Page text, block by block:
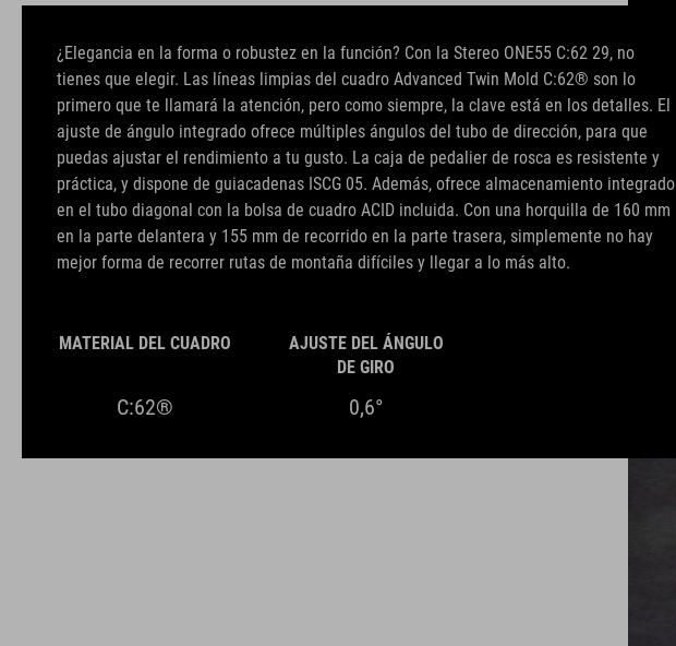
¿Elegancia en la forma o robustez en la función? Con la Stereo ONE55 C:62 29, no
tienes que elegir. Las líneas limpias del cuadro Advanced Twin Mold C:62® son lo
primero que te llamará la atención, pero como siempre, la clave está en los detalles. El
ajuste de ángulo integrado ofrece múltiples ángulos del tubo de dirección, para que
puedas ajustar el rendimiento a tu gusto. La caja de pedalier de rosca es resistente y
práctica, y dispone de guiacadenas ISCG 05. Además, ofrece almacenamiento integrado
en el tubo diagonal con la bolsa de cuadro ACID incluida. Con una horquilla de 160 mm
en la parte delantera y 155 mm de recorrido en la parte trasera, simplemente no hay
mejor forma de recorrer rutas de montaña difíciles y llegar a lo más alto.
MATERIAL DEL CUADRO
C:62®
AJUSTE DEL ÁNGULO
DE GIRO
0,6°